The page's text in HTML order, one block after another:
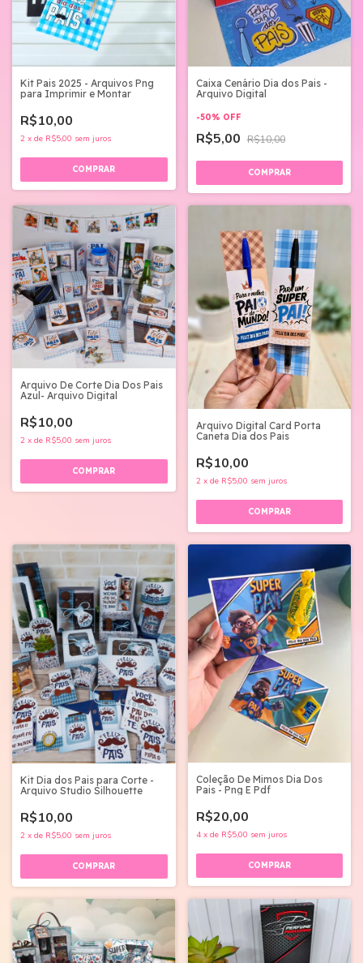
Kit Pais 2025 - Arquivos Png
para Imprimir e Montar
R$10,00
2 x de R$5,00 sem juros
Caixa Cenário Dia dos Pais -
Arquivo Digital
-50% OFF
R$5,00 R$10,00
Arquivo De Corte Dia Dos Pais
Azul- Arquivo Digital
R$10,00
2 x de R$5,00 sem juros
Arquivo Digital Card Porta
Caneta Dia dos Pais
R$10,00
2 x de R$5,00 sem juros
Kit Dia dos Pais para Corte -
Arquivo Studio Silhouette
R$10,00
2 x de R$5,00 sem juros
Coleção De Mimos Dia Dos
Pais - Png E Pdf
R$20,00
4 x de R$5,00 sem juros